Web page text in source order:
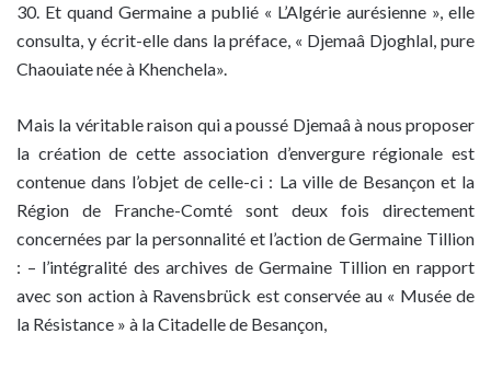
30. Et quand Germaine a publié « L’Algérie aurésienne », elle
consulta, y écrit-elle dans la préface, « Djemaâ Djoghlal, pure
Chaouiate née à Khenchela».
Mais la véritable raison qui a poussé Djemaâ à nous proposer
la création de cette association d’envergure régionale est
contenue dans l’objet de celle-ci : La ville de Besançon et la
Région de Franche-Comté sont deux fois directement
concernées par la personnalité et l’action de Germaine Tillion
: – l’intégralité des archives de Germaine Tillion en rapport
avec son action à Ravensbrück est conservée au « Musée de
la Résistance » à la Citadelle de Besançon,